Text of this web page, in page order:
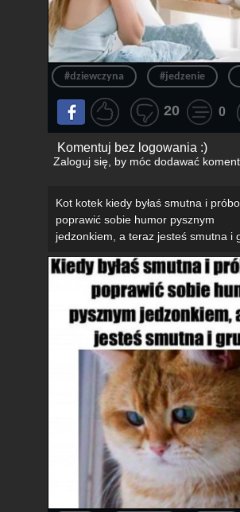
#dziewczyna #jedzenie
20 0
Komentuj bez logowania :)
Zaloguj się, by móc dodawać
Kot kotek kiedy byłaś smutna i
poprawić sobie humor pysznym
jedzonkiem, a teraz jesteś smutna i